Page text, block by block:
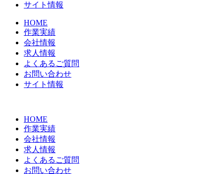
サイト情報
HOME
作業実績
会社情報
求人情報
よくあるご質問
お問い合わせ
サイト情報
HOME
作業実績
会社情報
求人情報
よくあるご質問
お問い合わせ